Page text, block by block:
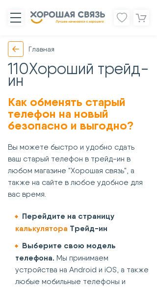
Главная
110Хороший трейд-
ин
Как обменять старый
телефон на новый
безопасно и выгодно?
Вы можете быстро и удобно сдать
ваш старый телефон в трейд-ин в
любом магазине "Хорошая связь", а
также на сайте в любое удобное для
вас время.
Перейдите на страницу
калькулятора Трейд-ин
Выберите свою модель
телефона. Мы принимаем
устройства на Android и iOS, а также
любые мобильные телефоны и